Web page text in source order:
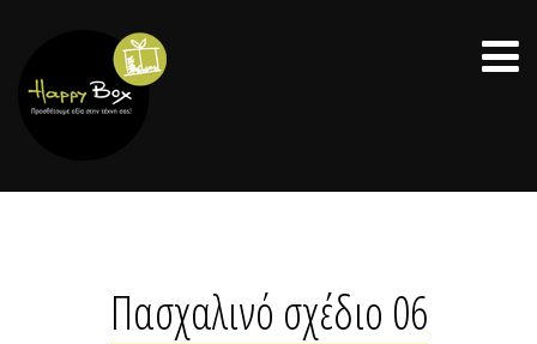
Πασχαλινό σχέδιο 06